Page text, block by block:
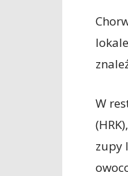
W
zupy